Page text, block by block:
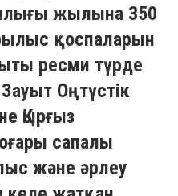
жылына 350
қоспаларын
ресми түрде
Оңтүстік
Қырғыз
сапалы
және әрлеу